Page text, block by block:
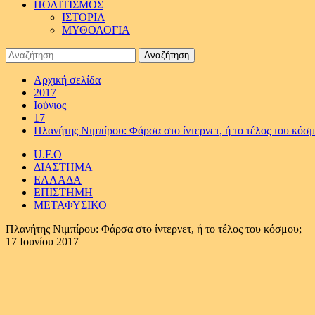
ΠΟΛΙΤΙΣΜΟΣ
ΙΣΤΟΡΙΑ
ΜΥΘΟΛΟΓΙΑ
Αναζήτηση
για:
Αρχική σελίδα
2017
Ιούνιος
17
Πλανήτης Νιμπίρου: Φάρσα στο ίντερνετ, ή το τέλος του
U.F.O
ΔΙΑΣΤΗΜΑ
ΕΛΛΑΔΑ
ΕΠΙΣΤΗΜΗ
ΜΕΤΑΦΥΣΙΚΟ
Πλανήτης Νιμπίρου: Φάρσα στο ίντερνετ, ή το τέλος του κόσμου;
17 Ιουνίου 2017